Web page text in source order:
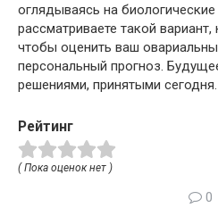
оглядываясь на
рассматриваете такой вариант,
чтобы оценить ваш
персональный прогноз.
решениями, принятыми сегодня.
Рейтинг
( Пока оценок нет )
0